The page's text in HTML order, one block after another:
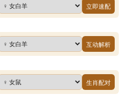
立即速配
互动解析
生肖配对